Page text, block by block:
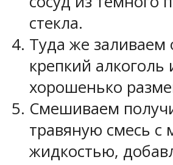
стекла.
Туда же заливаем
крепкий алкоголь
хорошенько
Смешиваем
травяную смесь с
жидкостью,